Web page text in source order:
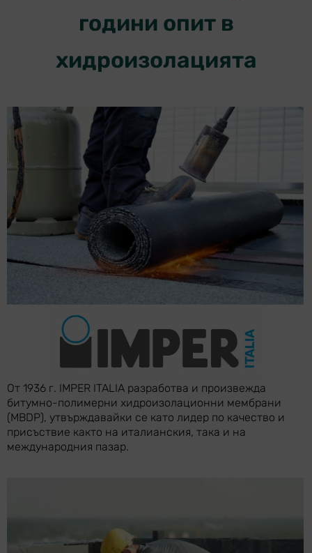
години опит в
хидроизолацията
От 1936 г. IMPER ITALIA разработва и произвежда
битумно-полимерни хидроизолационни мембрани
(MBDP), утвърждавайки се като лидер по качество и
присъствие както на италианския, така и на
международния пазар.